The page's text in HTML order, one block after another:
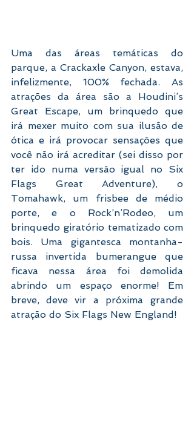
Uma das áreas temáticas do
parque, a Crackaxle Canyon, estava,
infelizmente, 100% fechada. As
atrações da área são a Houdini’s
Great Escape, um brinquedo que
irá mexer muito com sua ilusão de
ótica e irá provocar sensações que
você não irá acreditar (sei disso por
ter ido numa versão igual no Six
Flags Great Adventure), o
Tomahawk, um frisbee de médio
porte, e o Rock’n’Rodeo, um
brinquedo giratório tematizado com
bois. Uma gigantesca montanha-
russa invertida bumerangue que
ficava nessa área foi demolida
abrindo um espaço enorme! Em
breve, deve vir a próxima grande
atração do Six Flags New England!